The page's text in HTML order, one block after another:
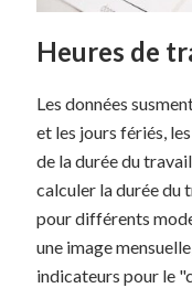
Heures de
Les données
et les jours fériés,
de la durée du
calculer la durée du
pour différents
une image
indicateurs pour le